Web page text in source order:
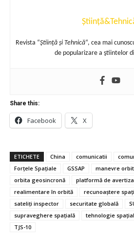
Revista “Ştiinţă şi Tehnică“, cea mai
de popularizare a ştiintelor
Share this:
Facebook X
ETICHETE China comunicatii
Forțele Spațiale
GSSAP manevre
orbita geosincronă
platformă de
realimentare în orbită
recunoaștere
sateliți inspector
securitate globală
supraveghere spațială
tehnologie
TJS-10